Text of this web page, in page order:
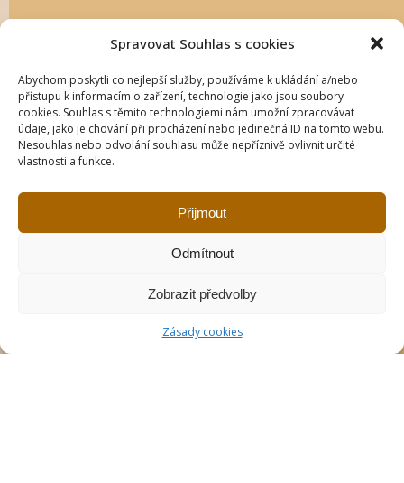
Spravovat Souhlas s cookies
Abychom poskytli co nejlepší služby, používáme k ukládání a/nebo
přístupu k informacím o zařízení, technologie jako jsou soubory
cookies. Souhlas s těmito technologiemi nám umožní zpracovávat
údaje, jako je chování při procházení nebo jedinečná ID na tomto webu.
Nesouhlas nebo odvolání souhlasu může nepříznivě ovlivnit určité
vlastnosti a funkce.
Přijmout
Odmítnout
Zobrazit předvolby
Zásady cookies